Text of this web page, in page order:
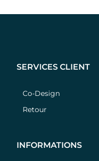
SERVICES CLIENT
Co-Design
Retour
INFORMATIONS